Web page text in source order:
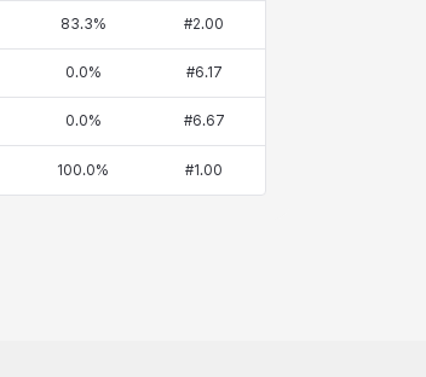
83.3% #2.00
0.0% #6.17
0.0% #6.67
100.0% #1.00